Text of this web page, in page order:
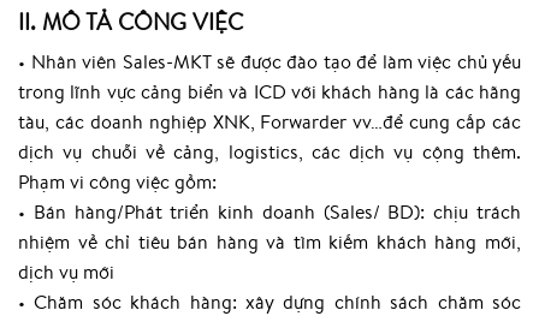
II. MÔ TẢ CÔNG VIỆC
• Nhân viên Sales-MKT sẽ được đào tạo để làm việc chủ yếu
trong lĩnh vực cảng biển và ICD với khách hàng là các hãng
tàu, các doanh nghiệp XNK, Forwarder vv…để cung cấp các
dịch vụ chuỗi về cảng, logistics, các dịch vụ cộng thêm.
Phạm vi công việc gồm:
• Bán hàng/Phát triển kinh doanh (Sales/ BD): chịu trách
nhiệm về chỉ tiêu bán hàng và tìm kiếm khách hàng mới,
dịch vụ mới
• Chăm sóc khách hàng: xây dựng chính sách chăm sóc